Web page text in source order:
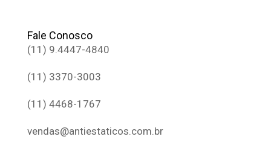
Fale Conosco
(11) 9.4447-4840
(11) 3370-3003
(11) 4468-1767
vendas@antiestaticos.com.br